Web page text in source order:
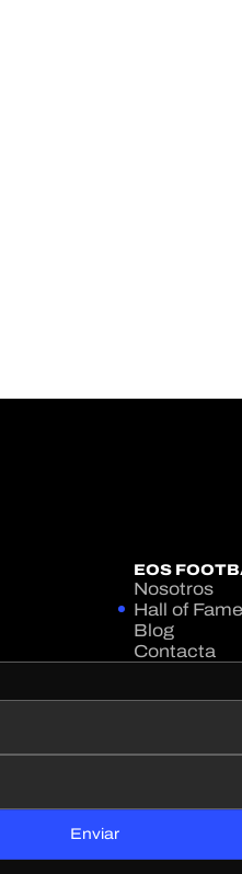
EOS
Nosotros
Hall of Fame
Blog
Contacta